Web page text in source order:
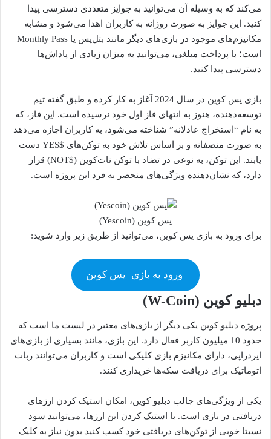
می‌کند که به وسیله آن می‌توانید به جوایز متعددی دسترسی پیدا
کنید. این جوایز به صورت روزانه به کاربران اهدا می‌شود و مشابه
مکانیزم‌های موجود در بازی‌های دیگر مانند بتل‌پس یا Monthly Pass
است؛ با پرداخت مبلغی، می‌توانید به میزان زیادی از پاداش‌ها
دسترسی پیدا کنید.
بازی یس کوین در سال 2024 آغاز به کار کرده و طبق گفته تیم
توسعه‌دهنده، هنوز به انتهای فاز اول خود نرسیده است. این فاز، که
به نام “استخراج عادلانه” شناخته می‌شود، به کاربران اجازه می‌دهد
به صورت منصفانه و بر اساس تلاش خود به توکن‌های $YES دست
یابند. این توکن، به نوعی در تضاد با توکن نات‌کوین ($NOT) قرار
دارد، که نشان‌دهنده ویژگی‌های منحصر به فرد این پروژه است.
یس کوین (Yescoin)
برای ورود به بازی یس کوین، می‌توانید از طریق زیر وارد شوید:
ورود به بازی یس کوین
دبلیو کوین (W-Coin)
پروژه دبلیو کوین یکی دیگر از بازی‌های معتبر در لیست ما است که
حدود 10 میلیون کاربر فعال دارد. این بازی، مانند بسیاری از بازی‌های
ایردراپی، دارای مکانیزم بازی کلیکی است و کاربران می‌توانند ربات
اتوماتیک برای دریافت سکه‌ها خریداری کنند.
یکی از ویژگی‌های جالب دبلیو کوین، امکان استیک کردن ارزهای
دریافتی در بازی است. با استیک کردن این ارزها، می‌توانید سود
نسبتا خوبی از توکن‌های دریافتی خود کسب کنید بدون نیاز به کلیک